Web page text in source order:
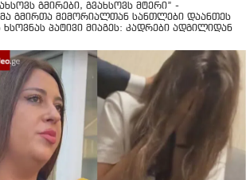
გმირები, გვახსოვს მტერი” -
გმირთა მემორიალთან სანთლები დაანთეს
ხსოვნას პატივი მიაგეს: კადრები ადგილიდან